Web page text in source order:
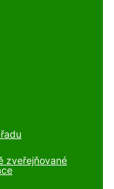
zveřejňované